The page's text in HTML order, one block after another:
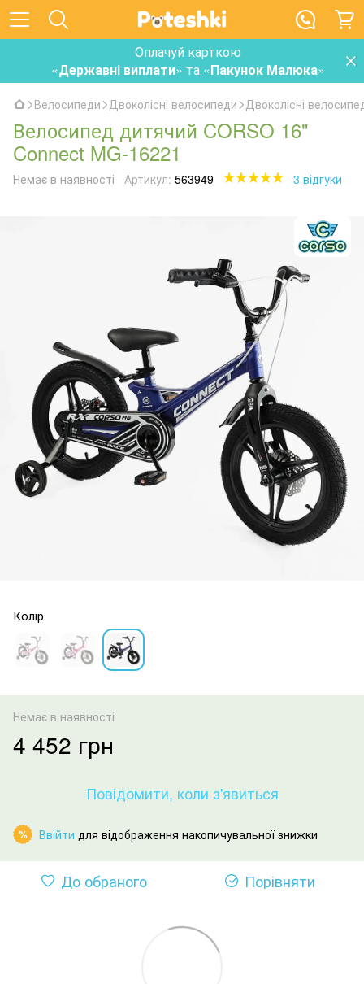
Оплачуй карткою
«Державні виплати» та «Пакунок Малюка»
Велосипеди Двоколісні велосипеди Двоколісні
Велосипед дитячий CORSO 16"
Connect MG-16221
Немає в наявності Артикул: 563949 3 відгуки
Колір
Немає в наявності
4 452 грн
Повідомити, коли з'явиться
% Ввійти для відображення накопичувальної знижки
До обраного Порівняти